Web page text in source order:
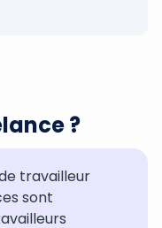
?
travailleur
sont